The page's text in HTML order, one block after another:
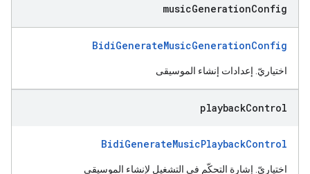
musicGenerationConfig
BidiGenerateMusicGenerationConfig
اختياريّ. إعدادات إنشاء الموسيقى
playbackControl
BidiGenerateMusicPlaybackControl
اختياريّ. إشارة التحكّم في التشغيل لإنشاء الموسيقى